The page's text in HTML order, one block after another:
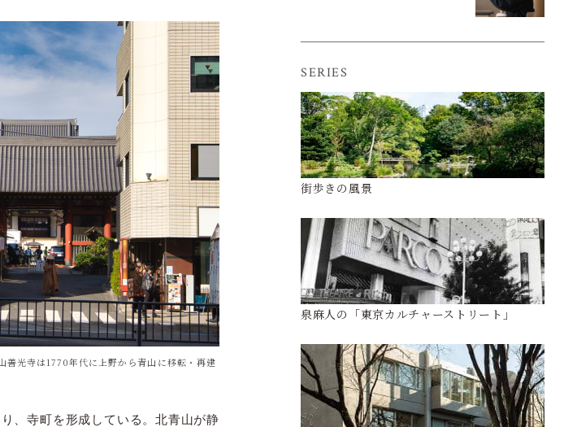
善光寺は1770年代に上野から青山に移転・再建
、寺町を形成している。北青山が静
SERIES
街歩きの風景
泉麻人の「東京カルチャーストリート」